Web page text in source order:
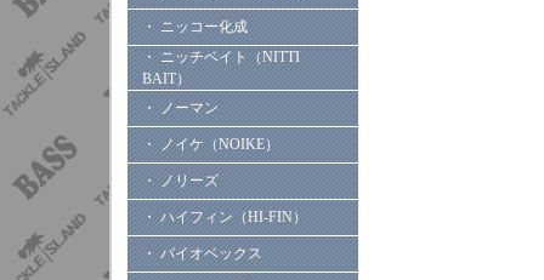
・ ニッコー化成
・ ニッチベイト（NITTI
BAIT）
・ ノーマン
・ ノイケ（NOIKE）
・ ノリーズ
・ ハイフィン（HI-FIN）
・ バイオベックス